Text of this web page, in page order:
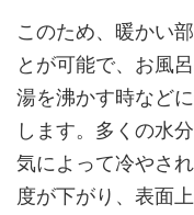
このため、暖かい
とが可能で、お風
湯を沸かす時など
します。多くの水
気によって冷やさ
度が下がり、表面